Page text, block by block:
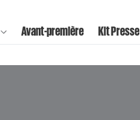
Avant-première Kit Presse